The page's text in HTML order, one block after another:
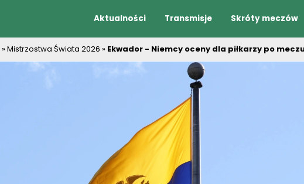
Aktualności Transmisje Skróty meczów
»Mistrzostwa Świata 2026 » Ekwador - Niemcy oceny dla piłkarzy po